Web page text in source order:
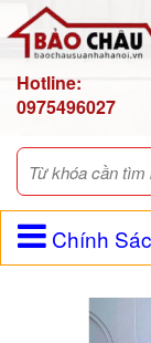
Hotline:
0975496027
Chính